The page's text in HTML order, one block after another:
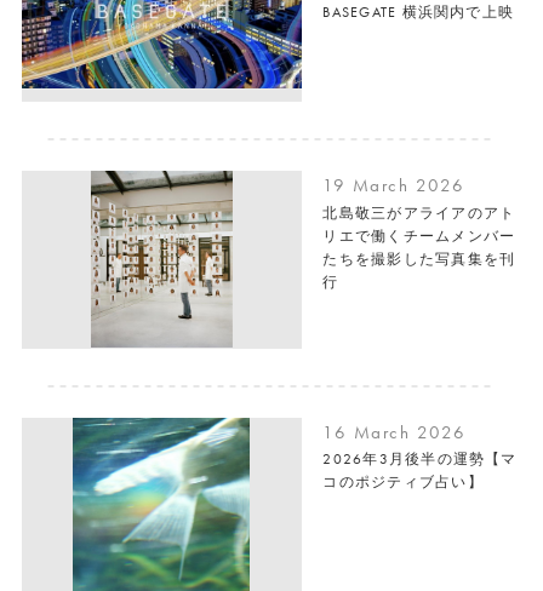
BASEGATE 横浜関内で上映
19 March 2026
北島敬三がアライアのアト
リエで働くチームメンバー
たちを撮影した写真集を刊
行
16 March 2026
2026年3月後半の運勢【マ
コのポジティブ占い】